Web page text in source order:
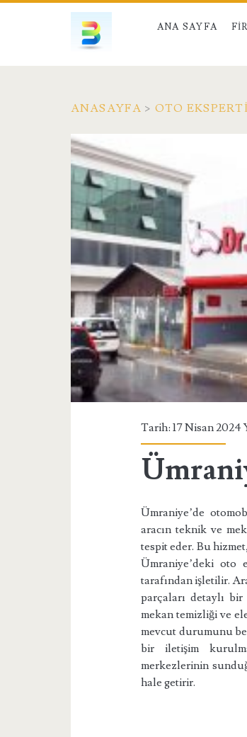
ANA SAYFA
ANASAYFA > OTO
Tarih: 17 Nisan 2024
Ümraniye’de
aracın teknik ve
tespit eder. Bu
Ümraniye’deki oto
tarafından işletilir.
parçaları detaylı
mekan temizliği ve
mevcut durumunu
bir iletişim
merkezlerinin
hale getirir.